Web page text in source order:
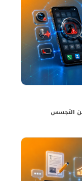
التجسس